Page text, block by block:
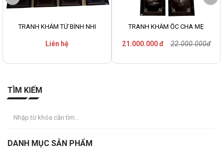
TRANH KHẢM TỨ BÌNH NHI
Liên hệ
TRANH KHẢM ỐC CHA MẸ
21.000.000 đ 22.000.000đ
TÌM KIẾM
DANH MỤC SẢN PHẨM